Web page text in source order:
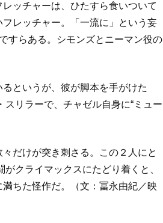
ッチャーは、ひたすら食いついて
レッチャー。「一流に」という妄
すらある。シモンズとニーマン役の
というが、彼が脚本を手がけた
リラーで、チャゼル自身に“ミュー
だけが突き刺さる。この２人にと
クライマックスにたどり着くと、
ちた怪作だ。（文：冨永由紀／映